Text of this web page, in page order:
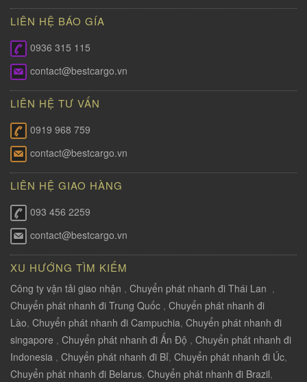
LIÊN HỆ BÁO GÍA
0936 315 115
contact@bestcargo.vn
LIÊN HỆ TƯ VẤN
0919 968 759
contact@bestcargo.vn
LIÊN HỆ GIAO HÀNG
093 456 2259
contact@bestcargo.vn
XU HƯỚNG TÌM KIẾM
Công ty vận tải giao nhận , Chuyển phát nhanh đi Thái Lan ,
Chuyển phát nhanh đi Trung Quốc , Chuyển phát nhanh đi
Lào, Chuyển phát nhanh đi Campuchia, Chuyển phát nhanh đi
singapore , Chuyển phát nhanh đi Ấn Độ , Chuyển phát nhanh đi
Indonesia , Chuyển phát nhanh đi Bỉ, Chuyển phát nhanh đi Úc,
Chuyển phát nhanh đi Belarus, Chuyển phát nhanh đi Brazil,